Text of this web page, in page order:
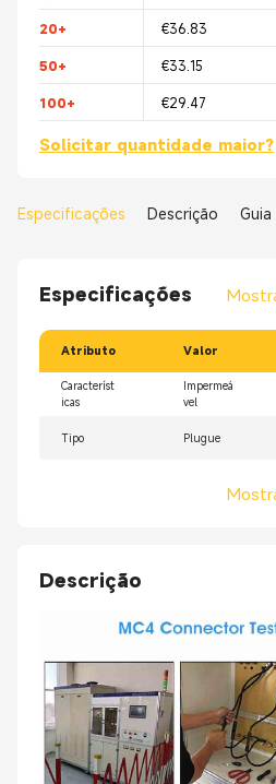
20+ €36.83
50+ €33.15
100+ €29.47
Solicitar quantidade maior?
Especificações Descrição
Especificações
Atributo Valor
Característ
icas
Impermeá
vel
Tipo Plugue
Descrição